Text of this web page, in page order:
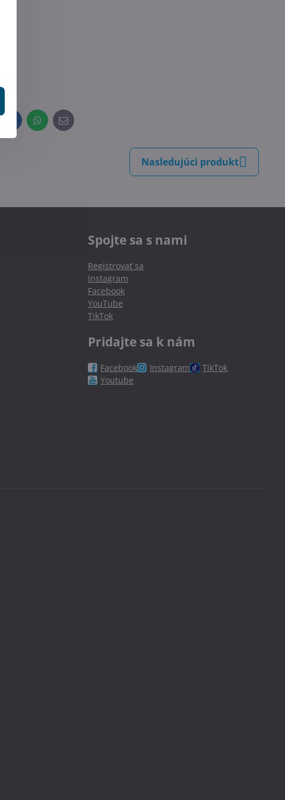
LinkedInWhatsApp
E-
mail
Nasledujúci produkt
Spojte sa s nami
Registrovať sa
Instagram
Facebook
YouTube
TikTok
Pridajte sa k nám
Facebook Instagram
TikTok
Youtube